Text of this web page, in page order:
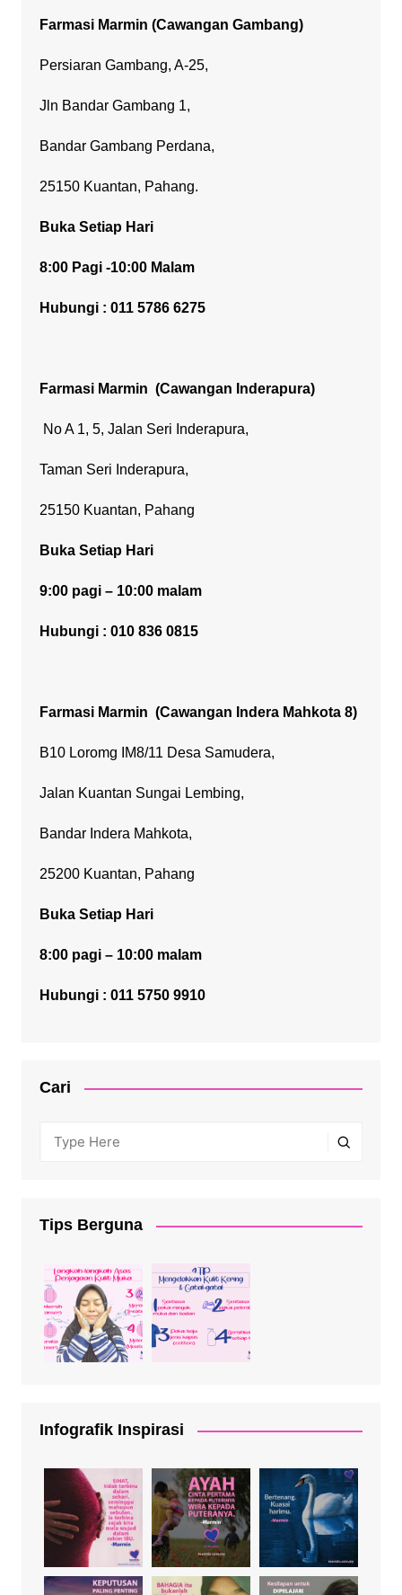
Farmasi Marmin (Cawangan Gambang)
Persiaran Gambang, A-25,
Jln Bandar Gambang 1,
Bandar Gambang Perdana,
25150 Kuantan, Pahang.
Buka Setiap Hari
8:00 Pagi -10:00 Malam
Hubungi : 011 5786 6275
Farmasi Marmin (Cawangan Inderapura)
No A 1, 5, Jalan Seri Inderapura,
Taman Seri Inderapura,
25150 Kuantan, Pahang
Buka Setiap Hari
9:00 pagi – 10:00 malam
Hubungi : 010 836 0815
Farmasi Marmin (Cawangan Indera Mahkota 8)
B10 Loromg IM8/11 Desa Samudera,
Jalan Kuantan Sungai Lembing,
Bandar Indera Mahkota,
25200 Kuantan, Pahang
Buka Setiap Hari
8:00 pagi – 10:00 malam
Hubungi : 011 5750 9910
Cari
Tips Berguna
Infografik Inspirasi